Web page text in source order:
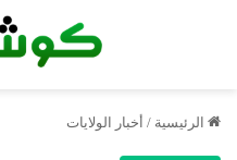
الرئيسية / أخبار الولايات